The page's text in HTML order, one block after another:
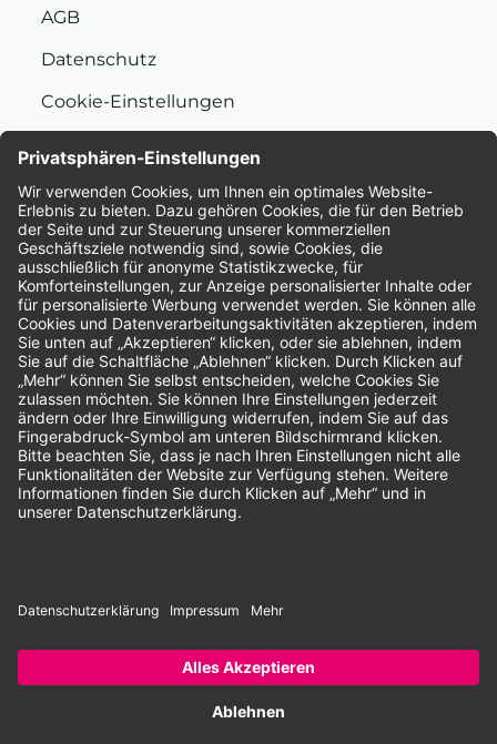
AGB
Datenschutz
Cookie-Einstellungen
Bewertungen
Unsere Zahlungsarten:
Rechnung SEPA-Lastschrift Vorkasse